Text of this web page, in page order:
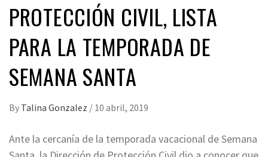
PROTECCIÓN CIVIL, LISTA
PARA LA TEMPORADA DE
SEMANA SANTA
By Talina Gonzalez / 10 abril, 2019
Ante la cercanía de la temporada vacacional de Semana